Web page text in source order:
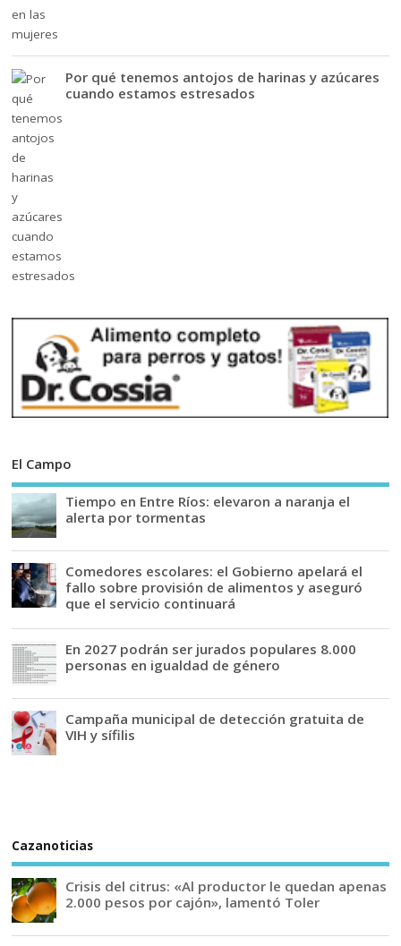
Por qué tenemos antojos de harinas y azúcares
cuando estamos estresados
El Campo
Tiempo en Entre Ríos: elevaron a naranja el
alerta por tormentas
Comedores escolares: el Gobierno apelará el
fallo sobre provisión de alimentos y aseguró
que el servicio continuará
En 2027 podrán ser jurados populares 8.000
personas en igualdad de género
Campaña municipal de detección gratuita de
VIH y sífilis
Cazanoticias
Crisis del citrus: «Al productor le quedan apenas
2.000 pesos por cajón», lamentó Toler